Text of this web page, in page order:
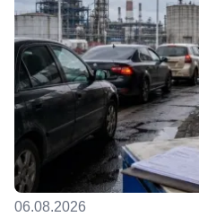
06.08.2026